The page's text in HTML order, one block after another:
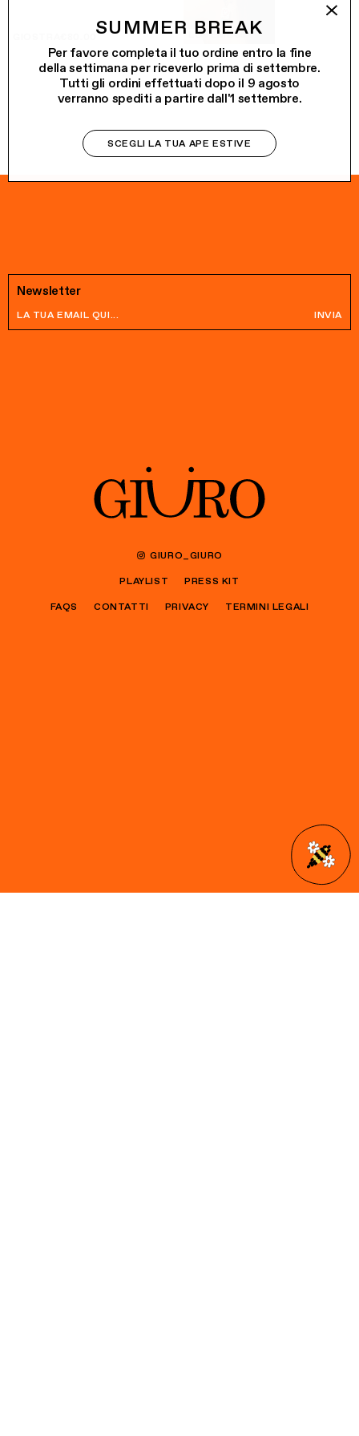
SUMMER BREAK
Per favore completa il tuo ordine entro la fine
della settimana per riceverlo prima di settembre.
Tutti gli ordini effettuati dopo il 9 agosto
verranno spediti a partire dall'1 settembre.
SCEGLI LA TUA APE ESTIVE
LOVEME€50.00
Newsletter
INVIA
GIURO_GIURO
PLAYLIST
PRESS KIT
FAQS
CONTATTI PRIVACY TERMINI LEGALI